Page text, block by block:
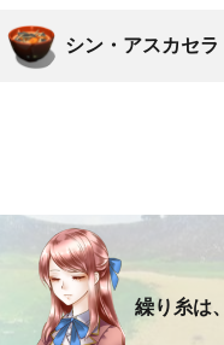
シン・アスカセラ
繰り糸は